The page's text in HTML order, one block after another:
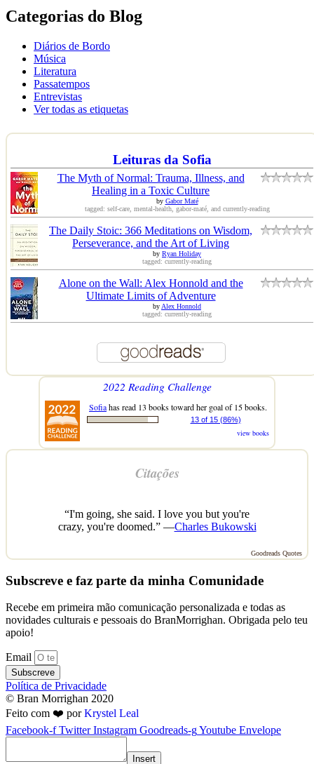
Categorias do Blog
Diários de Bordo
Música
Literatura
Passatempos
Entrevistas
Ver todas as etiquetas
Leituras da Sofia
The Myth of Normal: Trauma, Illness, and
Healing in a Toxic Culture
by Gabor Maté
tagged: self-care, mental-health, gabor-maté, and currently-reading
The Daily Stoic: 366 Meditations on Wisdom,
Perseverance, and the Art of Living
by Ryan Holiday
tagged: currently-reading
Alone on the Wall: Alex Honnold and the
Ultimate Limits of Adventure
byAlex Honnold
tagged: currently-reading
2022 Reading Challenge
Sofiahas read 13 books toward her goal of 15 books.
13 of 15 (86%)
view books
Citações
“I'm going, she said. I love you but you're
crazy, you're doomed.” —Charles Bukowski
Goodreads Quotes
Subscreve e faz parte da minha Comunidade
Recebe em primeira mão comunicação personalizada e todas as
novidades culturais e pessoais do BranMorrighan. Obrigada pelo teu
apoio!
Email
Subscreve
Política de Privacidade
© Bran Morrighan 2020
Feito com ❤️ porKrystel Leal
Facebook-f Twitter Instagram Goodreads-gYoutube Envelope
Insert